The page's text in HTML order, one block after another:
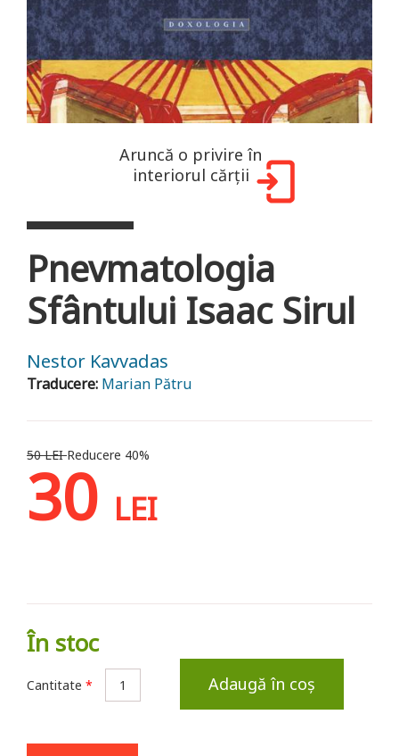
Aruncă o privire în
interiorul cărții
Pnevmatologia
Sfântului Isaac Sirul
Nestor Kavvadas
Traducere: Marian Pătru
50 LEIReducere 40%
30 LEI
În stoc
Cantitate * Adaugă în coș